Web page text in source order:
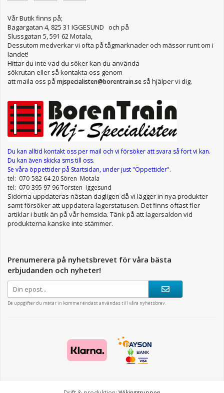
Vår Butik finns på;
Bagargatan 4, 825 31 IGGESUND och på
Slussgatan 5, 591 62 Motala,
Dessutom medverkar vi ofta på tågmarknader och mässor runt om i
landet!
Hittar du inte vad du söker kan du använda
sökrutan eller så kontakta oss genom
att maila oss på mjspecialisten@borentrain.se så hjälper vi dig.
Du kan alltid kontakt oss per mail och vi försöker att svara så fort vi kan.
Du kan även skicka sms till oss.
Se våra öppettiderpå Startsidan, under just "Öppettider".
tel: 070-582 64 20 Sören Motala
tel: 070-395 97 96 Torsten Iggesund
Sidorna uppdateras nästan dagligen då vi lägger in nya produkter
samt försöker att uppdatera lagerstatusen. Det finns oftast fler
artiklar i butik än på vår hemsida. Tänk på att lagersaldon vid
produkterna kanske inte stämmer.
Prenumerera på nyhetsbrevet för våra bästa
erbjudanden och nyheter!
De uppgifter du matar in kommer endast användas till våra nyhetsbrev.